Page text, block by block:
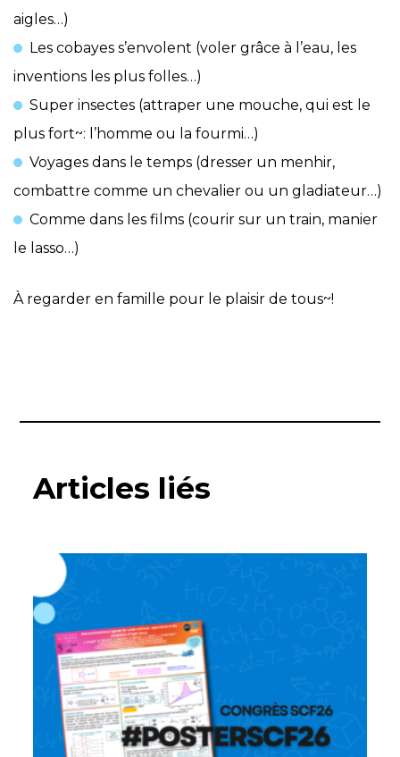
aigles…)
Les cobayes s’envolent (voler grâce à l’eau, les
inventions les plus folles…)
Super insectes (attraper une mouche, qui est le
plus fort~: l’homme ou la fourmi…)
Voyages dans le temps (dresser un menhir,
combattre comme un chevalier ou un gladiateur…)
Comme dans les films (courir sur un train, manier
le lasso…)
À regarder en famille pour le plaisir de tous~!
Articles liés